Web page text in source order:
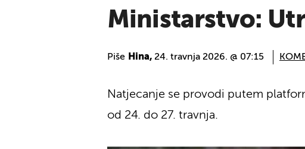
Ministarstvo:
Piše Hina, 24. travnja 2026. @ 07:15
Natjecanje se provodi putem
od 24. do 27. travnja.